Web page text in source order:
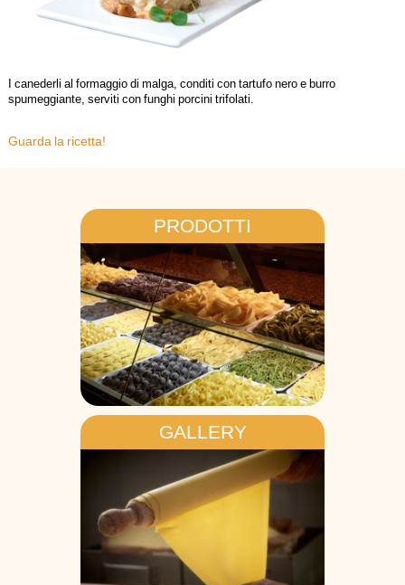
I canederli al formaggio di malga, conditi con tartufo nero e burro
spumeggiante, serviti con funghi porcini trifolati.
Guarda la ricetta!
PRODOTTI
GALLERY